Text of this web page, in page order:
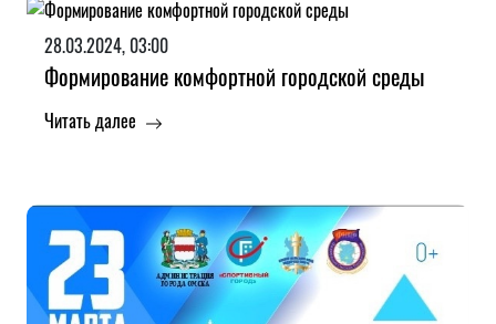
28.03.2024, 03:00
Формирование комфортной городской среды
Читать далее